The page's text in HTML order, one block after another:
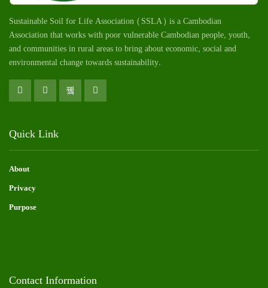
Sustainable Soil for Life Association (SSLA) is a Cambodian
Association that works with poor vulnerable Cambodianpeople, youth,
and communities in rural areas to bring about economic, social and
environmental change towards sustainability.
Quick Link
About
Privacy
Purpose
Contact Information